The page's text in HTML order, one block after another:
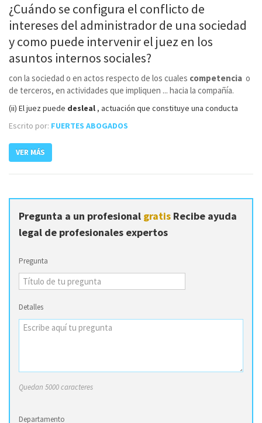
¿Cuándo se configura el conflicto de
intereses del administrador de una sociedad
y como puede intervenir el juez en los
asuntos internos sociales?
con la sociedad o en actos respecto de los cuales competencia o
de terceros, en actividades que impliquen ... hacia la compañía.
(ii) El juez puede desleal , actuación que constituye una conducta
Escrito por: FUERTES ABOGADOS
VER MÁS
Pregunta a un profesional gratis Recibe ayuda
legal de profesionales expertos
Pregunta
Detalles
Quedan 5000 caracteres
Departamento